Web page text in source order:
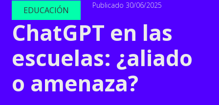
EDUCACIÓN Publicado 30/06/2025
ChatGPT en las
escuelas: ¿aliado
o amenaza?